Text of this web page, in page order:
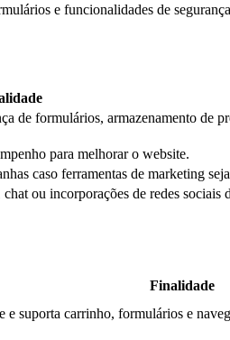
e funcionalidades de
de formulários, armazenamento de
para melhorar o website.
caso ferramentas de marketing
ou incorporações de redes sociais
Finalidade
e suporta carrinho, formulários e